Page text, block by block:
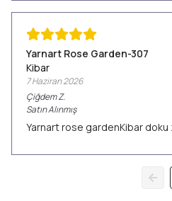
Yarnart Rose Garden-307
Kibar
7 Haziran 2026
ÇiğdemZ.
Satın Alınmış
Yarnart rose gardenKibar